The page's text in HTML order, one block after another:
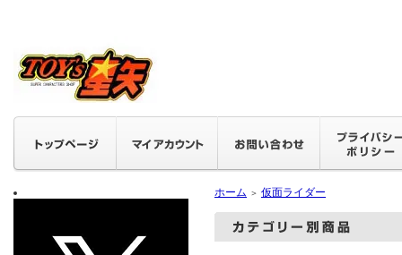
ホーム ＞ 仮面ライダー